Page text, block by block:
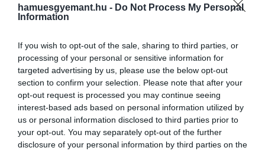
hamuesgyemant.hu - Do Not Process My Personal
Information
If you wish to opt-out of the sale, sharing to third parties, or
processing of your personal or sensitive information for
targeted advertising by us, please use the below opt-out
section to confirm your selection. Please note that after your
opt-out request is processed you may continue seeing
interest-based ads based on personal information utilized by
us or personal information disclosed to third parties prior to
your opt-out. You may separately opt-out of the further
disclosure of your personal information by third parties on the
Suzuki SX4 S-Cross SUV (illusztráció)